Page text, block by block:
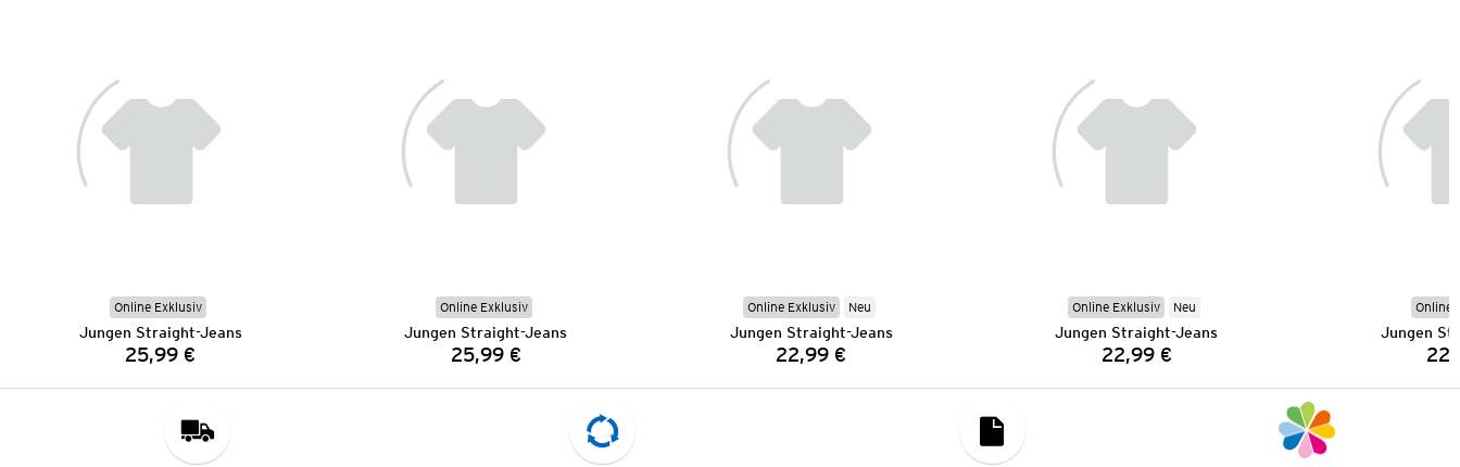
Online Exklusiv
Jungen Straight-Jeans
Preis:
25,99 €
Online Exklusiv
Jungen Straight-Jeans
Preis:
25,99 €
Online Exklusiv Neu
Jungen Straight-Jeans
Preis:
22,99 €
Online Exklusiv Neu
Jungen Straight-Jeans
Preis:
22,99 €
Online
Jungen